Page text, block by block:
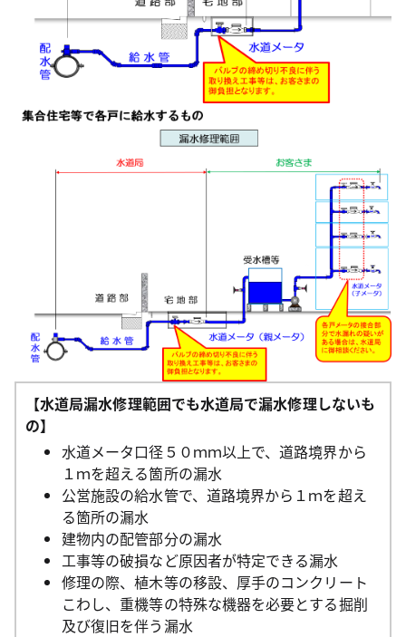
【水道局漏水修理範囲でも水道局で漏水修理しないも
の】
水道メータ口径５０ｍｍ以上で、道路境界から
１ｍを超える箇所の漏水
公営施設の給水管で、道路境界から１ｍを超え
る箇所の漏水
建物内の配管部分の漏水
工事等の破損など原因者が特定できる漏水
修理の際、植木等の移設、厚手のコンクリート
こわし、重機等の特殊な機器を必要とする掘削
及び復旧を伴う漏水